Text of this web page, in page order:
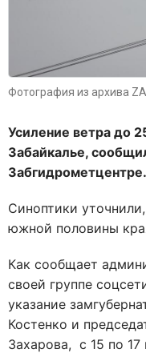
Фотография из архива
Усиление ветра до
Забайкалье,
Забгидрометцентре.
Синоптики
южной половины
Как сообщает
своей группе
указание
Костенко и
Захарова, с 15 по